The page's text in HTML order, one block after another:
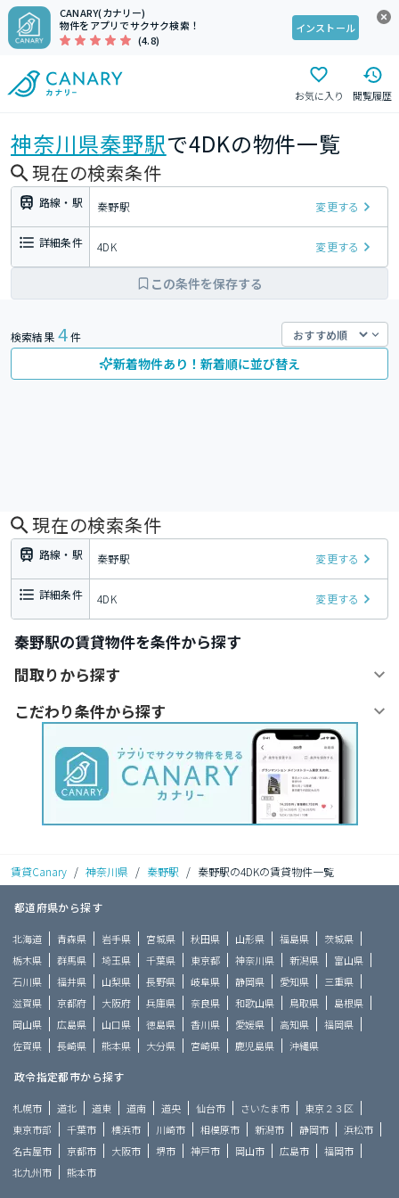
CANARY(カナリー)
物件をアプリでサクサク検索！
(4.8)
インストール
お気に入り 閲覧履歴
神奈川県秦野駅で4DKの物件一覧
現在の検索条件
路線・駅 秦野駅 変更する
詳細条件 4DK 変更する
この条件を保存する
検索結果 4件
新着物件あり！新着順に並び替え
現在の検索条件
路線・駅 秦野駅 変更する
詳細条件 4DK 変更する
秦野駅の賃貸物件を条件から探す
間取りから探す
こだわり条件から探す
賃貸Canary / 神奈川県 / 秦野駅 / 秦野駅の4DKの賃貸物件一覧
都道府県から探す
北海道 青森県 岩手県 宮城県 秋田県 山形県 福島県
茨城県
栃木県
群馬県 埼玉県 千葉県 東京都 神奈川県 新潟県
富山県
石川県
福井県 山梨県 長野県 岐阜県 静岡県 愛知県
三重県
滋賀県
京都府 大阪府 兵庫県 奈良県 和歌山県 鳥取県
島根県
岡山県
広島県 山口県 徳島県 香川県 愛媛県 高知県
福岡県
佐賀県
長崎県 熊本県 大分県 宮崎県 鹿児島県 沖縄県
政令指定都市から探す
札幌市 道北 道東 道南 道央 仙台市 さいたま市
東京２３区
東京市部
千葉市 横浜市 川崎市 相模原市 新潟市 静岡市
浜松市
名古屋市
京都市 大阪市 堺市 神戸市 岡山市 広島市
福岡市
北九州市
熊本市